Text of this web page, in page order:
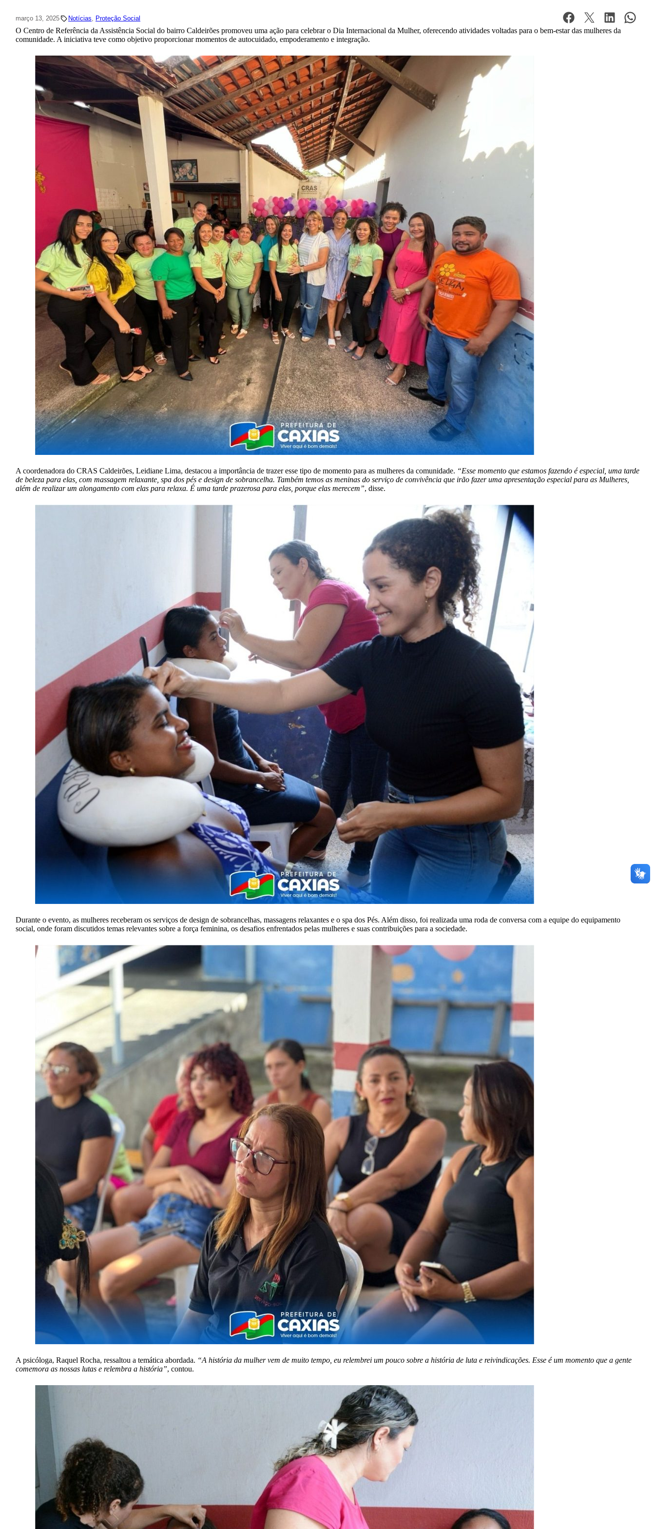
março 13, 2025 Notícias, Proteção Social
O Centro de Referência da Assistência Social do bairro Caldeirões promoveu uma ação para celebrar o Dia Internacional da Mulher, oferecendo atividades voltadas para o bem-estar das mulheres da
comunidade. A iniciativa teve como objetivo proporcionar momentos de autocuidado, empoderamento e integração.
A coordenadora do CRAS Caldeirões, Leidiane Lima, destacou a importância de trazer esse tipo de momento para as mulheres da comunidade. “Esse momento que estamos fazendo é especial, uma tarde
de beleza para elas, com massagem relaxante, spa dos pés e design de sobrancelha. Também temos as meninas do serviço de convivência que irão fazer uma apresentação especial para as Mulheres,
além de realizar um alongamento com elas para relaxa. É uma tarde prazerosa para elas, porque elas merecem”, disse.
Durante o evento, as mulheres receberam os serviços de design de sobrancelhas, massagens relaxantes e o spa dos Pés. Além disso, foi realizada uma roda de conversa com a equipe do equipamento
social, onde foram discutidos temas relevantes sobre a força feminina, os desafios enfrentados pelas mulheres e suas contribuições para a sociedade.
A psicóloga, Raquel Rocha, ressaltou a temática abordada. “A história da mulher vem de muito tempo, eu relembrei um pouco sobre a história de luta e reivindicações. Esse é um momento que a gente
comemora as nossas lutas e relembra a história”, contou.